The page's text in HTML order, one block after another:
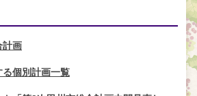
計画
個別計画一覧